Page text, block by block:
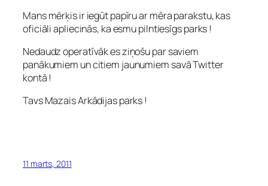
Mans mērķis ir iegūt papīru ar mēra parakstu, kas
oficiāli apliecinās, ka esmu pilntiesīgs parks !
Nedaudz operatīvāk es ziņošu par saviem
panākumiem un citiem jaunumiem savā Twitter
kontā !
Tavs Mazais Arkādijas parks !
11 marts, 2011